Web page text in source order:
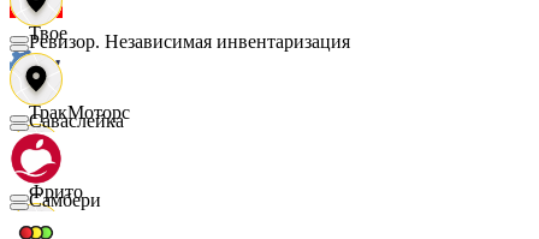
Твое
ТракМоторс
Фрито
Ревизор. Независимая инвентаризация
Саваслейка
Самбери